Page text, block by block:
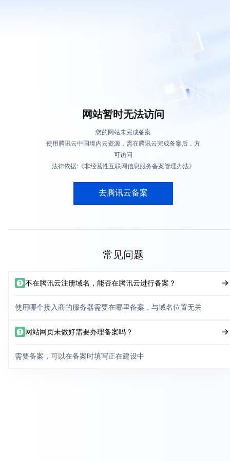
网站暂时无法访问
您的网站未完成备案
使用腾讯云中国境内云资源，需在腾讯云完成备案后，方
可访问
法律依据:《非经营性互联网信息服务备案管理办法》
去腾讯云备案
常见问题
不在腾讯云注册域名，能否在腾讯云进行备案？
使用哪个接入商的服务器需要在哪里备案，与域名位置无关
网站网页未做好需要办理备案吗？
需要备案，可以在备案时填写正在建设中